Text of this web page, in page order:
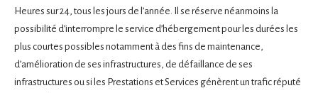
Heures sur 24, tous les jours de l’année. Il se réserve néanmoins la
possibilité d’interrompre le service d’hébergement pour les durées les
plus courtes possibles notamment à des fins de maintenance,
d’amélioration de ses infrastructures, de défaillance de ses
infrastructures ou si les Prestations et Services génèrent un trafic réputé